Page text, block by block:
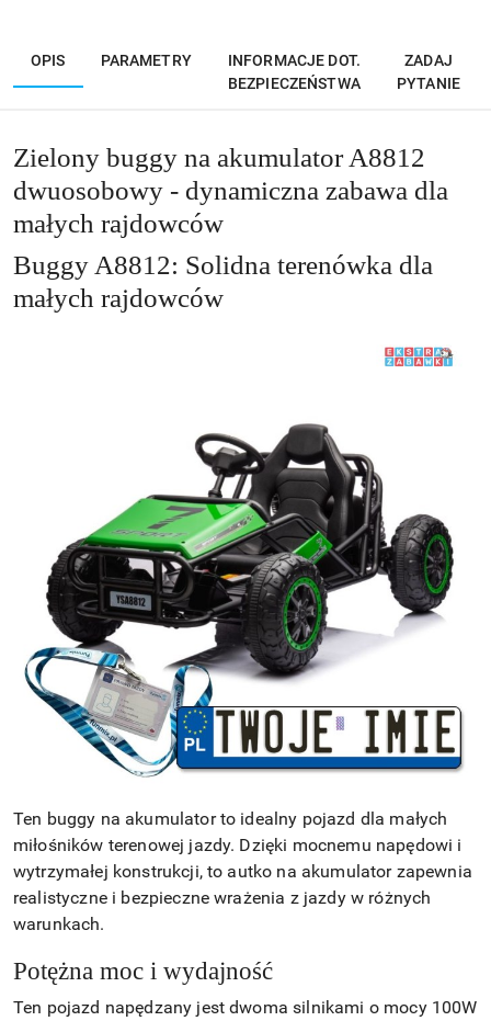
OPIS PARAMETRY
INFORMACJE DOT.
BEZPIECZEŃSTWA
ZADAJ
PYTANIE
Zielony buggy na akumulator A8812
dwuosobowy - dynamiczna zabawa dla
małych rajdowców
Buggy A8812: Solidna terenówka dla
małych rajdowców
Ten buggy na akumulator to idealny pojazd dla małych
miłośników terenowej jazdy. Dzięki mocnemu napędowi i
wytrzymałej konstrukcji, to autko na akumulator zapewnia
realistyczne i bezpieczne wrażenia z jazdy w różnych
warunkach.
Potężna moc i wydajność
Ten pojazd napędzany jest dwoma silnikami o mocy 100W